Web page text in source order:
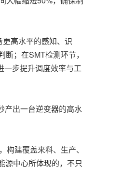
高水平的感知、识
；在SMT检测环节，
一步提升调度效率与工
产出一台逆变器的高水
建覆盖来料、生产、
源中心所体现的，不只